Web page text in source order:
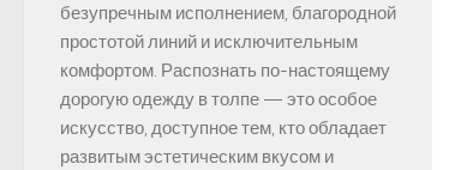
безупречным исполнением, благородной
простотой линий и исключительным
комфортом. Распознать по-настоящему
дорогую одежду в толпе — это особое
искусство, доступное тем, кто обладает
развитым эстетическим вкусом и